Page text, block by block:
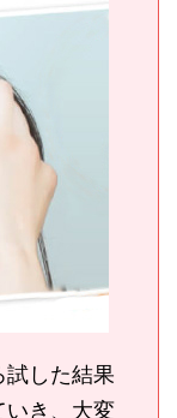
した結果
いき、大変